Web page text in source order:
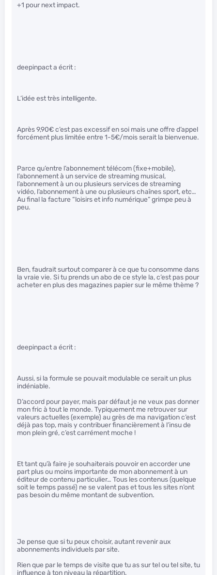
+1 pour next impact.
deepinpact a écrit :
L’idée est très intelligente.
Après 9,90€ c’est pas excessif en soi mais une offre d’appel
forcément plus limitée entre 1-5€/mois serait la bienvenue.
Parce qu’entre l’abonnement télécom (fixe+mobile),
l’abonnement à un service de streaming musical,
l’abonnement à un ou plusieurs services de streaming
vidéo, l’abonnement à une ou plusieurs chaînes sport, etc…
Au final la facture “loisirs et info numérique” grimpe peu à
peu.
Ben, faudrait surtout comparer à ce que tu consomme dans
la vraie vie. Si tu prends un abo de ce style la, c’est pas pour
acheter en plus des magazines papier sur le même thème ?
deepinpact a écrit :
Aussi, si la formule se pouvait modulable ce serait un plus
indéniable.
D’accord pour payer, mais par défaut je ne veux pas donner
mon fric à tout le monde. Typiquement me retrouver sur
valeurs actuelles (exemple) au grès de ma navigation c’est
déjà pas top, mais y contribuer financièrement à l’insu de
mon plein gré, c’est carrément moche !
Et tant qu’à faire je souhaiterais pouvoir en accorder une
part plus ou moins importante de mon abonnement à un
éditeur de contenu particulier… Tous les contenus (quelque
soit le temps passé) ne se valent pas et tous les sites n’ont
pas besoin du même montant de subvention.
Je pense que si tu peux choisir, autant revenir aux
abonnements individuels par site.
Rien que par le temps de visite que tu as sur tel ou tel site, tu
influence à ton niveau la répartition.